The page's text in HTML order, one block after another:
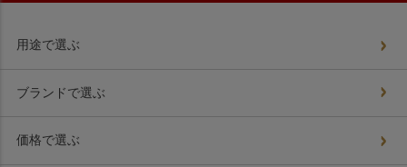
用途で選ぶ
ブランドで選ぶ
価格で選ぶ